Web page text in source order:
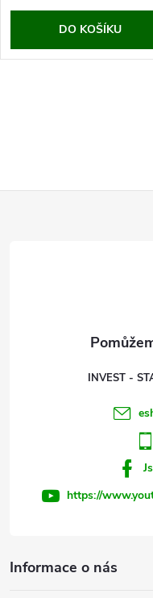
DO KOŠÍKU
Informace o nás
INVEST -
https://